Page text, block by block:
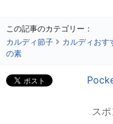
この記事のカテゴリー：
カルディ節子
カルディおす
の素
ス